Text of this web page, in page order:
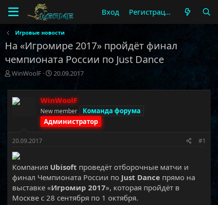
Вход Регистрация
Игровые новости
На «Игромире 2017» пройдёт финал
чемпионата России по Just Dance
А
т
о
р
ы
WinWoolF
Д
т
а
н
а
ч
20.09.2017
WinWoolF
New member
Команда форума
Администратор
20.09.2017 #1
Компания Ubisoft проведёт отборочные матчи и
финал Чемпионата России по Just Dance прямо на
выставке «Игромир 2017», которая пройдёт в
Москве c 28 сентября по 1 октября.